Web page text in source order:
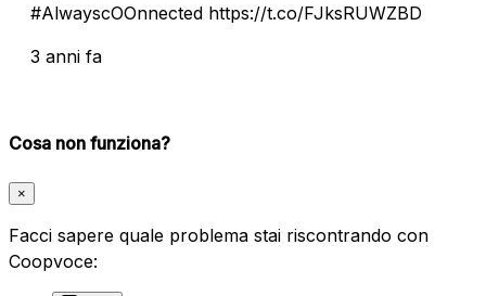
#AlwayscOOnnected https://t.co/FJksRUWZBD
3 anni fa
Cosa non funziona?
×
Facci sapere quale problema stai riscontrando con
Coopvoce: